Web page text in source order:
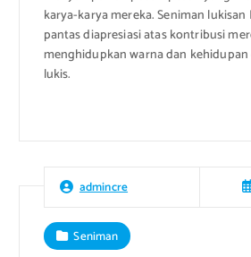
karya-karya mereka. Seniman
pantas diapresiasi atas kontribusi
menghidupkan warna dan
lukis.
admincre
Seniman